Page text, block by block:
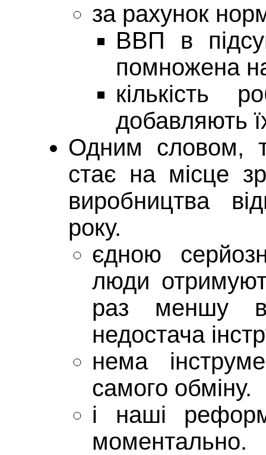
за рахунок
ВВП в
помножена
кількість
добавляють
Одним словом,
стає на місце
виробництва
року.
єдною
люди
раз меншу
недостача
нема
самого обміну.
і наші
моментально.